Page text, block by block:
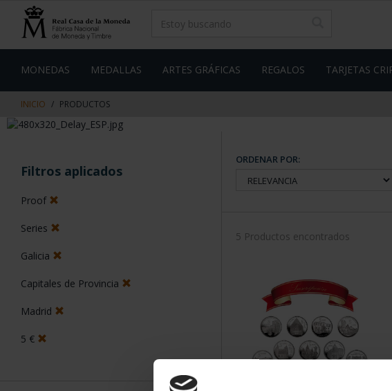
contenido
de
MONEDAS MEDALLAS ARTES GRÁFICAS REGALOS TARJETAS
INICIO PRODUCTOS
Filtros aplicados
Proof
Series
Galicia
Capitales de Provincia
Madrid
5 €
ORDENAR POR:
5 Productos encontrados